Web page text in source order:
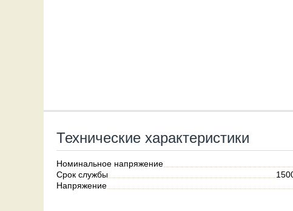
Технические характеристики
Номинальное напряжение
Срок службы
Напряжение